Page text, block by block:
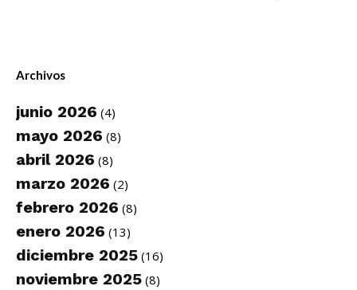
Archivos
junio 2026 (4)
mayo 2026 (8)
abril 2026 (8)
marzo 2026 (2)
febrero 2026 (8)
enero 2026 (13)
diciembre 2025 (16)
noviembre 2025 (8)